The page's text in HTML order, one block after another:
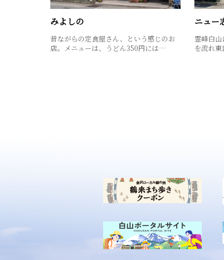
みよしの
昔ながらの定食屋さん、という感じのお
店。メニューは、うどん350円には…
ニュー
霊峰白
を流れ